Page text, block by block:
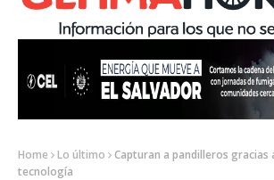
Home Lo último
Capturan a pandilleros gracias
tecnología